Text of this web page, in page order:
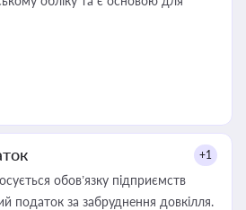
+1
обов’язку підприємств
податок за забруднення довкілля.